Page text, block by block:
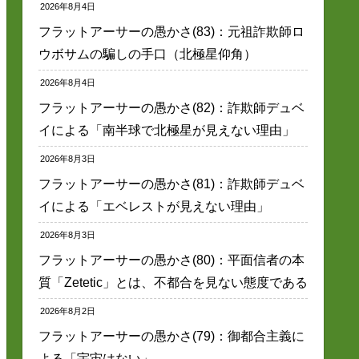
2026年8月4日
フラットアーサーの愚かさ(83)：元祖詐欺師ロ
ウボサムの騙しの手口（北極星仰角）
2026年8月4日
フラットアーサーの愚かさ(82)：詐欺師デュベ
イによる「南半球で北極星が見えない理由」
2026年8月3日
フラットアーサーの愚かさ(81)：詐欺師デュベ
イによる「エベレストが見えない理由」
2026年8月3日
フラットアーサーの愚かさ(80)：平面信者の本
質「Zetetic」とは、不都合を見ない態度である
2026年8月2日
フラットアーサーの愚かさ(79)：御都合主義に